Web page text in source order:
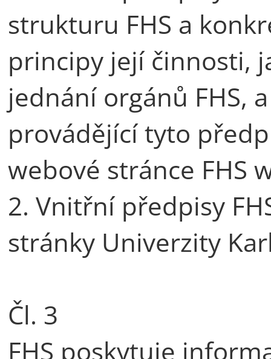
strukturu FHS a
principy její činnosti,
jednání orgánů FHS,
provádějící tyto
webové stránce FHS
2. Vnitřní předpisy
stránky Univerzity
Čl. 3
FHS poskytuje